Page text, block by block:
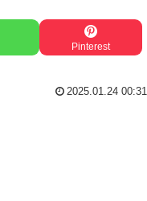
Pinterest
2025.01.24 00:31